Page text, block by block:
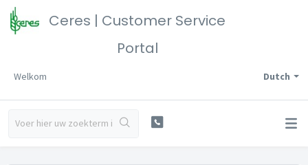
Ceres | Customer Service
Portal
Dutch
Welkom